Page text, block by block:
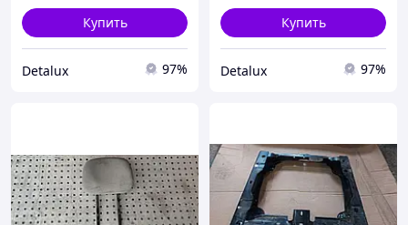
Купить
Detalux 97%
Купить
Detalux 97%